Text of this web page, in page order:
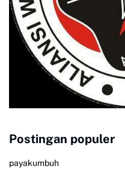
Postingan populer
payakumbuh